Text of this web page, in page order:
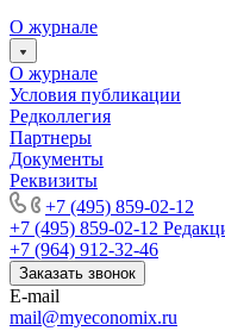
О журнале
О журнале
Условия публикации
Редколлегия
Партнеры
Документы
Реквизиты
+7 (495) 859-02-12
+7 (495) 859-02-12
+7 (964) 912-32-46
Заказать звонок
E-mail
mail@myeconomix.ru